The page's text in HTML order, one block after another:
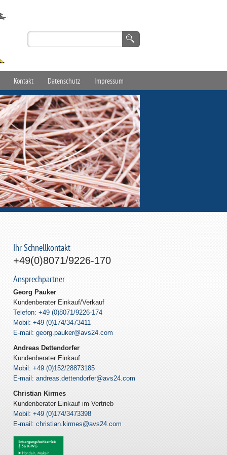
Kontakt Datenschutz Impressum
Ihr Schnellkontakt
+49(0)8071/9226-170
Ansprechpartner
Georg Pauker
Kundenberater Einkauf/Verkauf
Telefon: +49 (0)8071/9226-174
Mobil: +49 (0)174/3473411
E-mail: georg.pauker@avs24.com
Andreas Dettendorfer
Kundenberater Einkauf
Mobil: +49 (0)152/28873185
E-mail: andreas.dettendorfer@avs24.com
Christian Kirmes
Kundenberater Einkauf im Vertrieb
Mobil: +49 (0)174/3473398
E-mail: christian.kirmes@avs24.com